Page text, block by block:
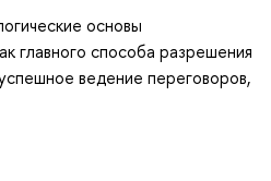
основы
главного способа разрешения
ведение переговоров,